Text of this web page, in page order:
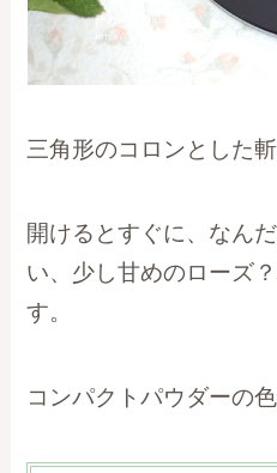
三角形のコロンとした
開けるとすぐに、なん
い、少し甘めのローズ
す。
コンパクトパウダーの